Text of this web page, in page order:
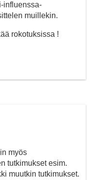
influenssa-
muillekin.
rokotuksissa !
myös
tutkimukset esim.
muutkin tutkimukset.